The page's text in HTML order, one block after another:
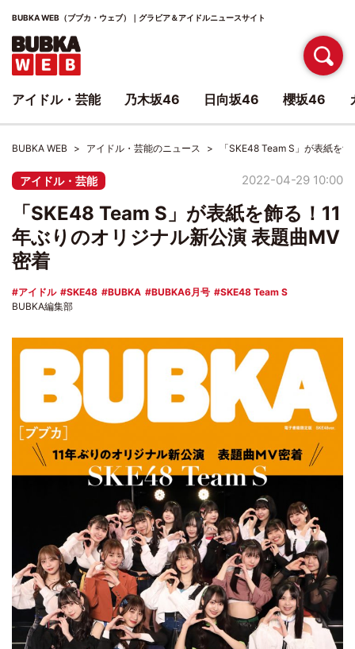
BUBKA WEB（ブブカ・ウェブ）｜グラビア＆アイドルニュースサイト
BUBKA WEB アイドル・芸能のニュース 「SKE48 Team S」が表紙を
アイドル・芸能 2022-04-29 10:00
「SKE48 Team S」が表紙を飾る！11
年ぶりのオリジナル新公演 表題曲MV
密着
アイドル SKE48 BUBKA BUBKA6月号
SKE48 Team S
BUBKA編集部
アイドル・芸能 乃木坂46 日向坂46 櫻坂46